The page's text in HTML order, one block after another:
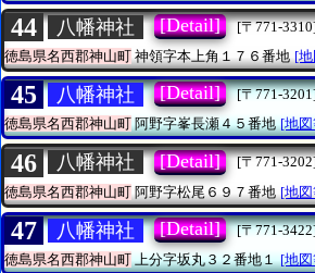
44 八幡神社 [Detail]
[〒771-
徳島県名西郡神山町神領字本上角１７６番地 [
45 八幡神社 [Detail]
[〒771-
徳島県名西郡神山町阿野字峯長瀬４５番地 [地
46 八幡神社 [Detail]
[〒771-
徳島県名西郡神山町 阿野字松尾６９７番地 [地
47 八幡神社 [Detail]
[〒771-
徳島県名西郡神山町上分字坂丸３２番地１ [地